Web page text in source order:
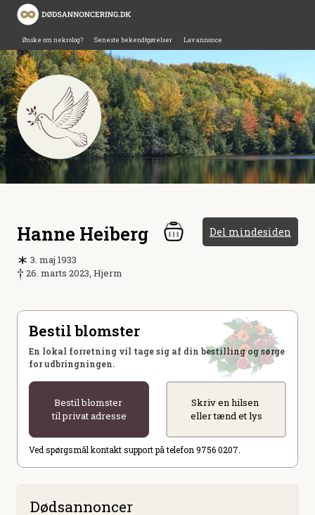
Ønske om nekrolog? Seneste bekendtgørelser Lav annonce
Hanne Heiberg Del mindesiden
3. maj 1933
26. marts 2023, Hjerm
Bestil blomster
En lokal forretning vil tage sig af din bestilling og sørge
for udbringningen.
Bestil blomster
til privat adresse
Skriv en hilsen
eller tænd et lys
Ved spørgsmål kontakt support på telefon 9756 0207.
Dødsannoncer